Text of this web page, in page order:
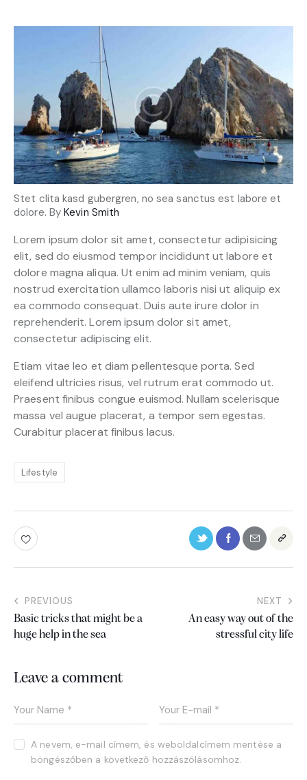
Stet clita kasd gubergren, no sea sanctus est labore et
dolore. ByKevin Smith
Lorem ipsum dolor sit amet, consectetur adipisicing
elit, sed do eiusmod tempor incididunt ut labore et
dolore magna aliqua. Ut enim ad minim veniam, quis
nostrud exercitation ullamco laboris nisi ut aliquip ex
ea commodo consequat. Duis aute irure dolor in
reprehenderit. Lorem ipsum dolor sit amet,
consectetur adipiscing elit.
Etiam vitae leo et diam pellentesque porta. Sed
eleifend ultricies risus, vel rutrum erat commodo ut.
Praesent finibus congue euismod. Nullam scelerisque
massa vel augue placerat, a tempor sem egestas.
Curabitur placerat finibus lacus.
Lifestyle
PREVIOUS
Basic tricks that might be a
huge help in the sea
NEXT
An easy way out of the
stressful city life
Leave a comment
A nevem, e-mail címem, és weboldalcímem mentése a
böngészőben a következő hozzászólásomhoz.